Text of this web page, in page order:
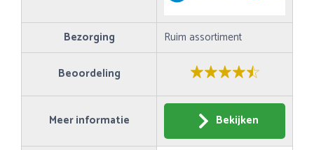
Bezorging Ruim assortiment
Beoordeling
Meer informatie Bekijken